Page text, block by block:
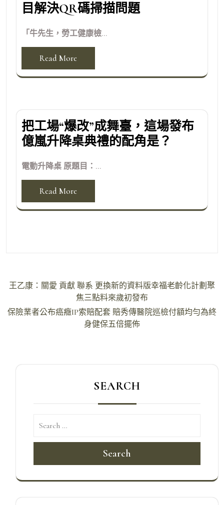
目解決QR碼掃描問題
「牛先生，勞工健康檢...
Read More
把工場“爆改”成舞臺，這場發布
億嵐升降桌典禮的配角是？
電動升降桌 原題目：...
Read More
文
導
王乙康：關愛 貢獻 聯系 更換新的資料版幸福老齡化計劃聚
焦三點料來歲初發布
保險業者公布癌癥IP索賠配套 賠秀傳醫院巡檢付額均勻為終
身健保五倍擺佈
SEARCH
Search